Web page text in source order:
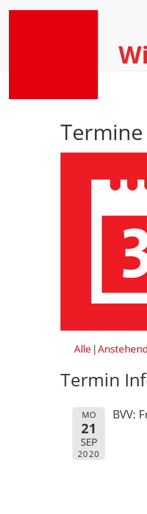
Termine
Alle Anstehend
Termin
MO
21
SEP
2020
BVV: